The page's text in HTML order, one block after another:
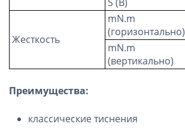
Жесткость
mN.m
(горизонтально)
mN.m
(вертикально)
Преимущества:
классические тиснения